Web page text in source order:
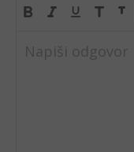
Napiši odgovor